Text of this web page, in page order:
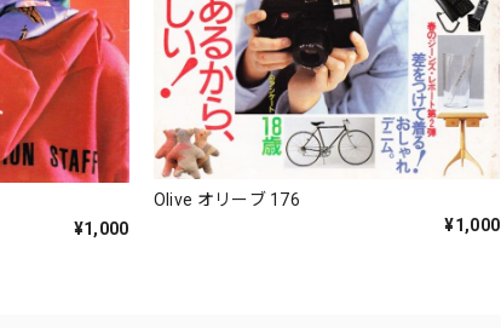
¥1,000
Olive オリーブ 176
¥1,000